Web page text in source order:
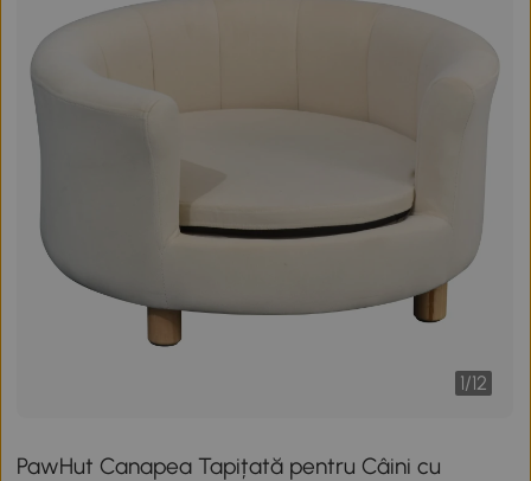
1/12
PawHut Canapea Tapițată pentru Câini cu